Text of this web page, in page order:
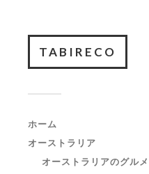
TABIRECO
ホーム
オーストラリア
オーストラリアのグルメ